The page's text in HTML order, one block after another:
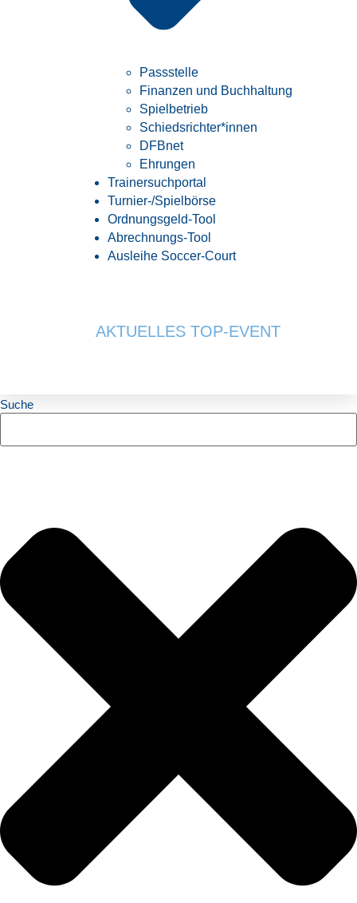
Passstelle
Finanzen und Buchhaltung
Spielbetrieb
Schiedsrichter*innen
DFBnet
Ehrungen
Trainersuchportal
Turnier-/Spielbörse
Ordnungsgeld-Tool
Abrechnungs-Tool
Ausleihe Soccer-Court
AKTUELLES TOP-EVENT
Suche